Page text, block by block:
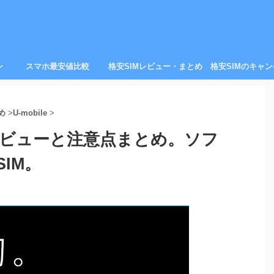
スマホ最安値比較 格安SIMレビュー・まとめ 格安SIMのキャ
>U-mobile >
ューと注意点まとめ。ソフ
。